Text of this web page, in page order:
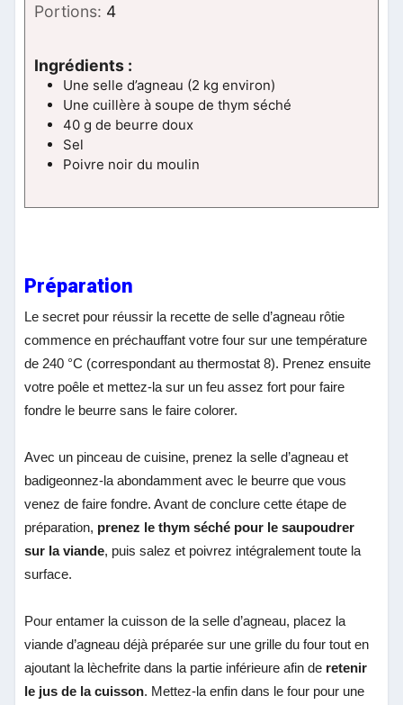
Portions: 4
Ingrédients :
Une selle d’agneau (2 kg environ)
Une cuillère à soupe de thym séché
40 g de beurre doux
Sel
Poivre noir du moulin
Préparation
Le secret pour réussir la recette de selle d’agneau rôtie
commence en préchauffant votre four sur une température
de 240 °C (correspondant au thermostat 8). Prenez ensuite
votre poêle et mettez-la sur un feu assez fort pour faire
fondre le beurre sans le faire colorer.
Avec un pinceau de cuisine, prenez la selle d’agneau et
badigeonnez-la abondamment avec le beurre que vous
venez de faire fondre. Avant de conclure cette étape de
préparation, prenez le thym séché pour le saupoudrer
sur la viande, puis salez et poivrez intégralement toute la
surface.
Pour entamer la cuisson de la selle d’agneau, placez la
viande d’agneau déjà préparée sur une grille du four tout en
ajoutant la lèchefrite dans la partie inférieure afin de retenir
le jus de la cuisson. Mettez-la enfin dans le four pour une